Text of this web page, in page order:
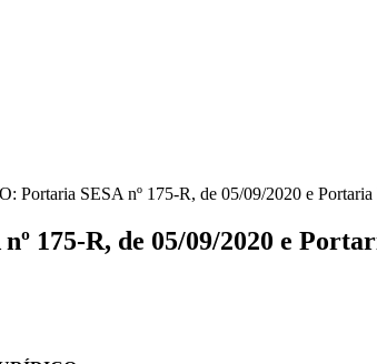
Portaria SESA nº 175-R, de 05/09/2020 e Portaria
R, de 05/09/2020 e